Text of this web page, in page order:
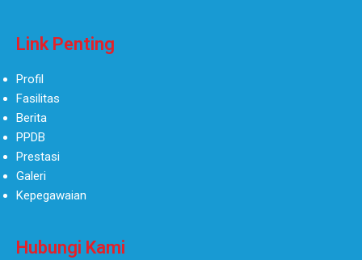
Link Penting
Profil
Fasilitas
Berita
PPDB
Prestasi
Galeri
Kepegawaian
Hubungi Kami